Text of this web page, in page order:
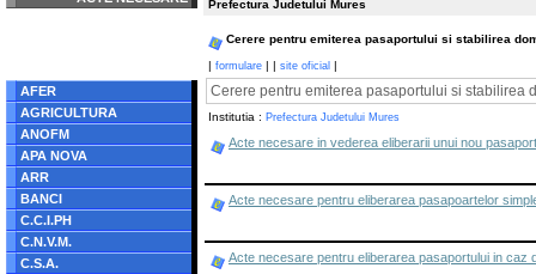
/home/eformulare.ro/public_html/navigare/stanga.php
AFER
AGRICULTURA
ANOFM
APA NOVA
ARR
BANCI
C.C.I.PH
C.N.V.M.
C.S.A.
Prefectura Judetului Mures
Cerere pentru emiterea pasaportului si stabilirea
| formulare | | site oficial |
Cerere pentru emiterea pasaportului si stabilirea
Institutia : Prefectura Judetului Mures
Acte necesare in vederea eliberarii unui nou
Acte necesare pentru eliberarea pasapoartelor
Acte necesare pentru eliberarea pasaportului in caz